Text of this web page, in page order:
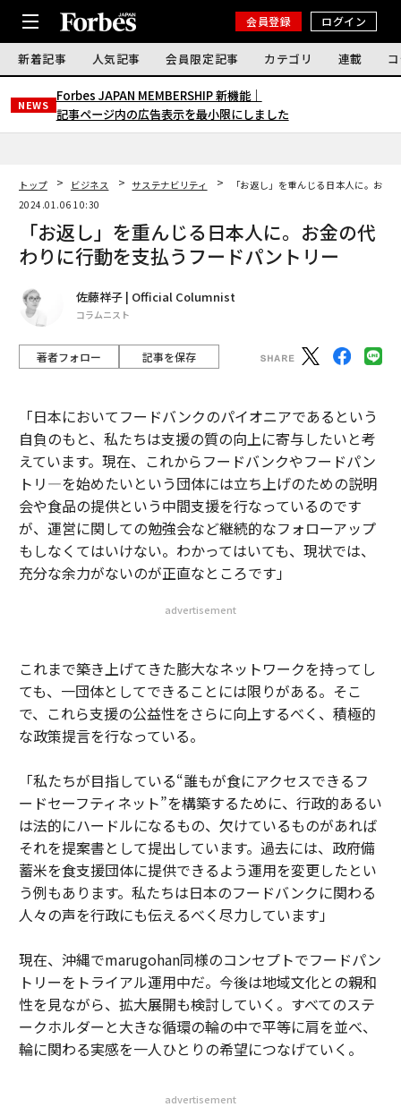
会員登録 ログイン
新着記事 人気記事 会員限定記事 カテゴリ 連載
NEWS
Forbes JAPAN MEMBERSHIP 新機能｜
記事ページ内の広告表示を最小限にしました
トップ ビジネス サステナビリティ
「お返し」を重んじる日本人に。お
2024.01.06 10:30
「お返し」を重んじる日本人に。お金の代
わりに行動を支払うフードパントリー
佐藤祥子 | Official Columnist
コラムニスト
著者フォロー 記事を保存
「日本においてフードバンクのパイオニアであるという
自負のもと、私たちは支援の質の向上に寄与したいと考
えています。現在、これからフードバンクやフードパン
トリ―を始めたいという団体には立ち上げのための説明
会や食品の提供という中間支援を行なっているのです
が、運営に関しての勉強会など継続的なフォローアップ
もしなくてはいけない。わかってはいても、現状では、
充分な余力がないのが正直なところです」
advertisement
これまで築き上げてきた膨大なネットワークを持ってし
ても、一団体としてできることには限りがある。そこ
で、これら支援の公益性をさらに向上するべく、積極的
な政策提言を行なっている。
「私たちが目指している“誰もが食にアクセスできるフ
ードセーフティネット”を構築するために、行政的あるい
は法的にハードルになるもの、欠けているものがあれば
それを提案書として提出しています。過去には、政府備
蓄米を食支援団体に提供できるよう運用を変更したとい
う例もあります。私たちは日本のフードバンクに関わる
人々の声を行政にも伝えるべく尽力しています」
現在、沖縄でmarugohan同様のコンセプトでフードパン
トリーをトライアル運用中だ。今後は地域文化との親和
性を見ながら、拡大展開も検討していく。すべてのステ
ークホルダーと大きな循環の輪の中で平等に肩を並べ、
輪に関わる実感を一人ひとりの希望につなげていく。
advertisement